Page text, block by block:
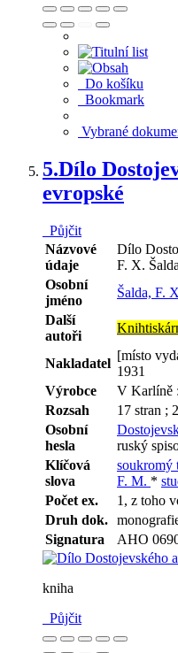
Do košíku
Bookmark
Vybrané
5.Dílo
evropské
Půjčit
Názvové
údaje
Dílo
F. X. Šalda
Osobní
jméno
Šalda, F.
Další
autoři
Nakladatel
[místo
1931
Výrobce
V Karlíně :
Rozsah
17 stran ;
Osobní
hesla
ruský
Klíčová
slova
soukromý
F. M. *
Počet ex.
1, z toho
Druh dok.
Signatura
AHO
kniha
Půjčit